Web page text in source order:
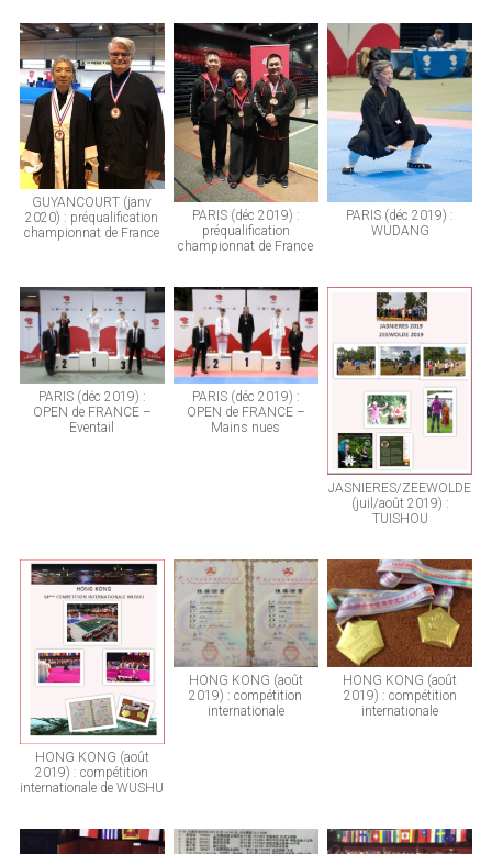
GUYANCOURT (janv
2020) : préqualification
championnat de France
PARIS (déc 2019) :
préqualification
championnat de France
PARIS (déc 2019) :
WUDANG
PARIS (déc 2019) :
OPEN de FRANCE –
Eventail
PARIS (déc 2019) :
OPEN de FRANCE –
Mains nues
JASNIERES/ZEEWOLDE
(juil/août 2019) :
TUISHOU
HONG KONG (août
2019) : compétition
internationale de WUSHU
HONG KONG (août
2019) : compétition
internationale
HONG KONG (août
2019) : compétition
internationale